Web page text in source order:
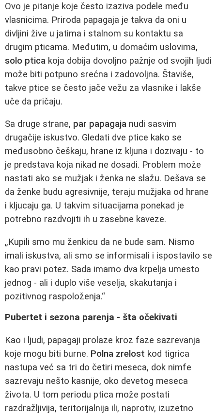
Ovo je pitanje koje često izaziva podele među
vlasnicima. Priroda papagaja je takva da oni u
divljini žive u jatima i stalnom su kontaktu sa
drugim pticama. Međutim, u domaćim uslovima,
solo ptica koja dobija dovoljno pažnje od svojih ljudi
može biti potpuno srećna i zadovoljna. Štaviše,
takve ptice se često jače vežu za vlasnike i lakše
uče da pričaju.
Sa druge strane, par papagaja nudi sasvim
drugačije iskustvo. Gledati dve ptice kako se
međusobno češkaju, hrane iz kljuna i dozivaju - to
je predstava koja nikad ne dosadi. Problem može
nastati ako se mužjak i ženka ne slažu. Dešava se
da ženke budu agresivnije, teraju mužjaka od hrane
i kljucaju ga. U takvim situacijama ponekad je
potrebno razdvojiti ih u zasebne kaveze.
„Kupili smo mu ženkicu da ne bude sam. Nismo
imali iskustva, ali smo se informisali i ispostavilo se
kao pravi potez. Sada imamo dva krpelja umesto
jednog - ali i duplo više veselja, skakutanja i
pozitivnog raspoloženja.“
Pubertet i sezona parenja - šta očekivati
Kao i ljudi, papagaji prolaze kroz faze sazrevanja
koje mogu biti burne. Polna zrelost kod tigrica
nastupa već sa tri do četiri meseca, dok nimfe
sazrevaju nešto kasnije, oko devetog meseca
života. U tom periodu ptica može postati
razdražljivija, teritorijalnija ili, naprotiv, izuzetno